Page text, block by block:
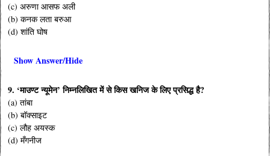
(c) अरुणा आसफ अली
(b) कनक लता बरुआ
(d) शांति घोष
Show Answer/Hide
9. ‘माउण्ट न्यूमेन’ निम्नलिखित में से किस खनिज के लिए प्रसिद्ध है?
(a) तांबा
(b) बॉक्साइट
(c) लौह अयस्क
(d) मँगनीज